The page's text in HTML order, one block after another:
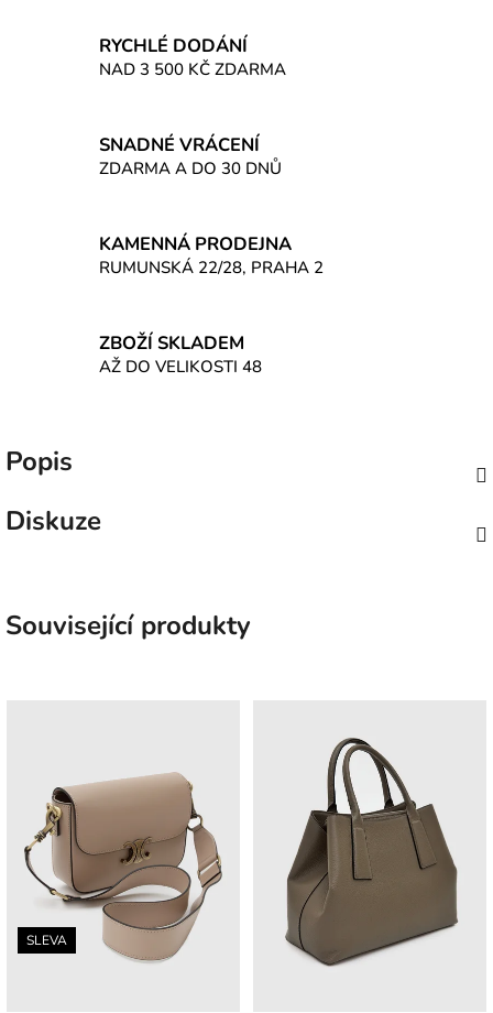
RYCHLÉ DODÁNÍ
NAD 3 500 KČ ZDARMA
SNADNÉ VRÁCENÍ
ZDARMA A DO 30 DNŮ
KAMENNÁ PRODEJNA
RUMUNSKÁ 22/28, PRAHA 2
ZBOŽÍ SKLADEM
AŽ DO VELIKOSTI 48
Popis
Diskuze
Související produkty
SLEVA